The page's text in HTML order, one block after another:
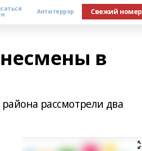
Антитеррор Свежий номер
в
рассмотрели два